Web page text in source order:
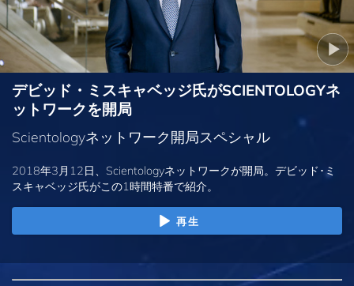
デビッド・ミスキャベッジ氏がSCIENTOLOGYネ
ットワークを開局
Scientologyネットワーク開局スペシャル
2018年3月12日、Scientologyネットワークが開局。デビッド･ミ
スキャベッジ氏がこの1時間特番で紹介。
再生